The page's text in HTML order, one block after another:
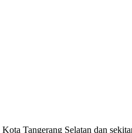
Tangerang Selatan dan